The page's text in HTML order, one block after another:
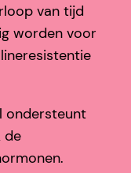
van tijd
worden voor
ondersteunt
de